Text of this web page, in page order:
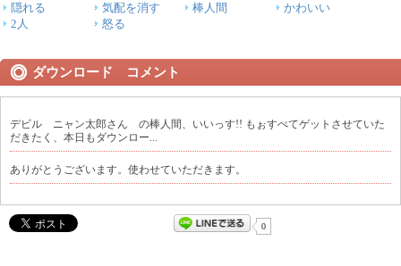
隠れる 気配を消す 棒人間
かわいい
2人
怒る
ダウンロード コメント
デビル ニャン太郎さん の棒人間、いいっす!! もぉすべてゲットさせていた
だきたく、本日もダウンロー...
ありがとうございます。使わせていただきます。
0